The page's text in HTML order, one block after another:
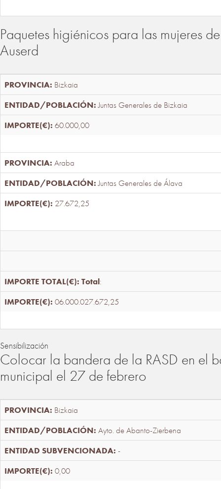
Paquetes higiénicos para las mujeres
Auserd
Bizkaia
Juntas Generales de Bizkaia
60.000,00
Araba
Juntas Generales de Álava
27.672,25
Total:
06.000.027.672,25
Sensibilización
Colocar la bandera de la RASD en el
municipal el 27 de febrero
Bizkaia
Ayto. de Abanto-Zierbena
-
0,00